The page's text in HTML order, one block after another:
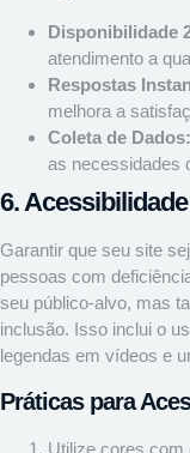
Disponibilidade
atendimento a
Respostas
melhora a
Coleta de Dados:
as necessidades
6.
Garantir que seu site
pessoas com
seu público-alvo, mas
inclusão. Isso inclui o
legendas em vídeos e
Práticas para
Utilize cores com